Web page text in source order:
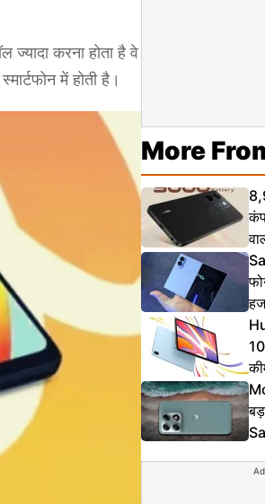
करना होता है वे
में होती है।
More